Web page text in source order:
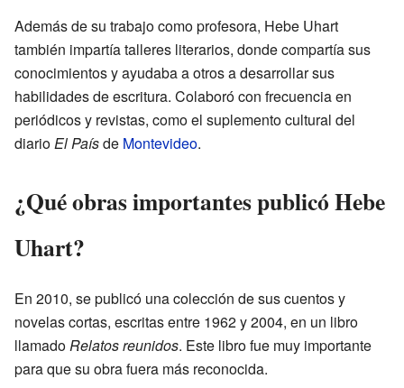
Además de su trabajo como profesora, Hebe Uhart
también impartía talleres literarios, donde compartía sus
conocimientos y ayudaba a otros a desarrollar sus
habilidades de escritura. Colaboró con frecuencia en
periódicos y revistas, como el suplemento cultural del
diarioEl Paísde Montevideo.
¿Qué obras importantes publicó Hebe
Uhart?
En 2010, se publicó una colección de sus cuentos y
novelas cortas, escritas entre 1962 y 2004, en un libro
llamadoRelatos reunidos. Este libro fue muy importante
para que su obra fuera más reconocida.